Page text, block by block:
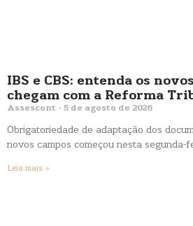
IBS e CBS: entenda os
chegam com a Reforma
Assescont 5 de agosto de 2026
Obrigatoriedade de adaptação dos
novos campos começou nesta segunda-
Leia mais »